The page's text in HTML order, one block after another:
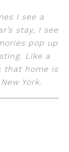
I see a
stay, I see
pop up
Like a
that home is
York.